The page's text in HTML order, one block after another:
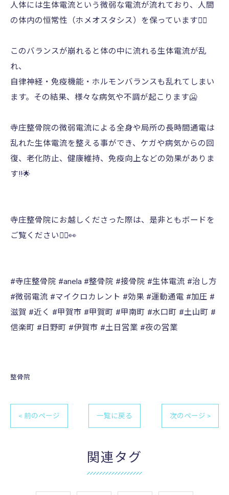
人体には生体電流という微弱な電流が流れており、人間
の体内の恒常性（ホメオスタシス）を保っています🙆‍♀️
このバランスが崩れると体の中に流れる生体電流が乱
れ、
自律神経・免疫機能・ホルモンバランスも乱れてしまい
ます。その結果、様々な病気や不調が起こります🥶
寺庄整骨院の微弱電流による全身や局所の長時間通電は
乱れた生体電流を整える事ができ、ケガや病気からの回
復、老化防止、健康維持、免疫向上などの効果がありま
す!!🌟
寺庄整骨院にお越しくださった際は、是非ともボードを
ご覧ください🙂‍↕️👀
#寺庄整骨院 #anela #整骨院 #接骨院 #生体電流 #治し方
#微弱電流 #マイクロカレント #効果 #運動通電 #加圧 #
滋賀 #近く #甲賀市 #甲賀町 #甲南町 #水口町 #土山町 #
信楽町 #日野町 #伊賀市 #土日営業 #夜の営業
整骨院
< 前のページ 一覧に戻る 次のページ >
関連タグ